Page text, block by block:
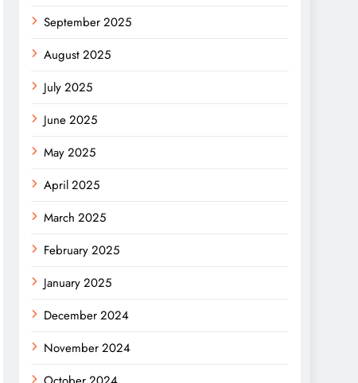
September 2025
August 2025
July 2025
June 2025
May 2025
April 2025
March 2025
February 2025
January 2025
December 2024
November 2024